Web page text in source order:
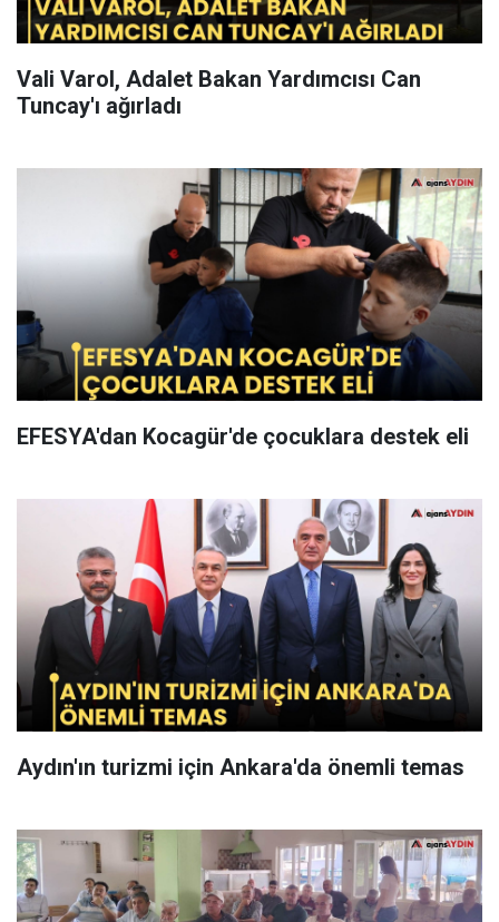
Vali Varol, Adalet Bakan Yardımcısı Can
Tuncay'ı ağırladı
EFESYA'dan Kocagür'de çocuklara destek eli
Aydın'ın turizmi için Ankara'da önemli temas